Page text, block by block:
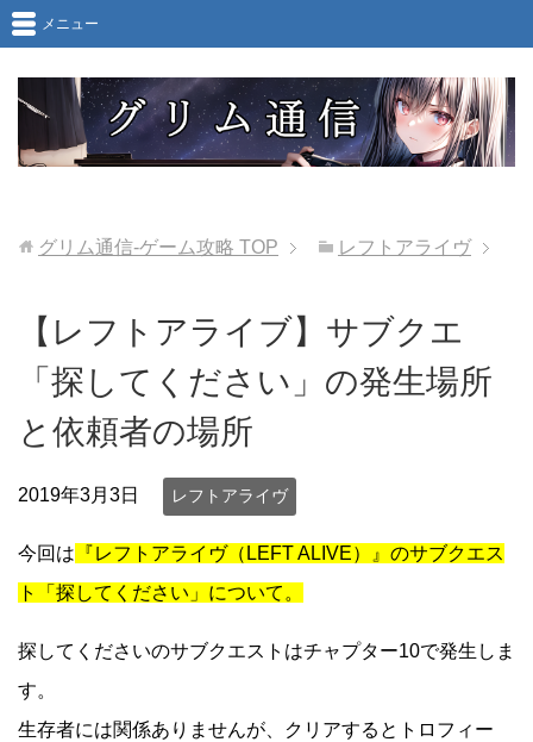
メニュー
グリム通信-ゲーム攻略 TOP レフトアライヴ
【レフトアライブ】サブクエ
「探してください」の発生場所
と依頼者の場所
2019年3月3日 レフトアライヴ
今回は 『レフトアライヴ（LEFT ALIVE）』のサブクエス
ト「探してください」について。
探してくださいのサブクエストはチャプター10で発生しま
す。
生存者には関係ありませんが、クリアするとトロフィー